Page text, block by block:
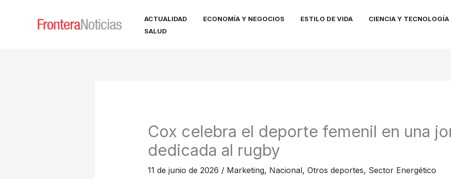
ACTUALIDAD ECONOMÍA Y NEGOCIOS ESTILO DE VIDA CIENCIA Y TECNOLOGÍA
SALUD
Cox celebra el deporte femenil en una
dedicada al rugby
11 de junio de 2026 / Marketing, Nacional, Otros deportes, Sector Energético